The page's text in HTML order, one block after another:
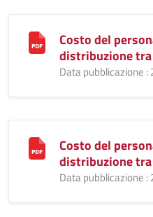
Costo del
distribuzione
Data pubblicazione
Costo del
distribuzione
Data pubblicazione